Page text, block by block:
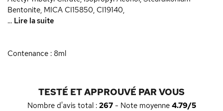
Bentonite, MICA CI15850, CI19140,
... Lire la suite
Contenance : 8ml
TESTÉ ET APPROUVÉ PAR VOUS
Nombre d'avis total : 267- Note moyenne 4.79/5